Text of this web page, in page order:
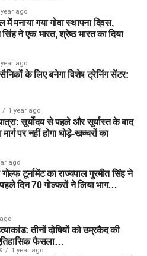
year ago
में मनाया गया गोवा स्थापना दिवस,
सिंह ने एक भारत, श्रेष्ठ भारत का दिया
year ago
सैनिकों के लिए बनेगा विशेष ट्रेनिंग सेंटर:
1 year ago
सूर्योदय से पहले और सूर्यास्त के बाद
पर नहीं होगा घोड़े-खच्चरों का
ago
टूर्नामेंट का राज्यपाल गुरमीत सिंह ने
दिन 70 गोल्फरों ने लिया भाग…
तीनों दोषियों को उम्रकैद की
फैसला…
1 year ago